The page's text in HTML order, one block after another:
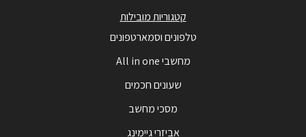
קטגוריות מובילות
טלפונים וסמארטפונים
מחשבי All in one
שעונים חכמים
מסכי מחשב
אביזרי גיימינג